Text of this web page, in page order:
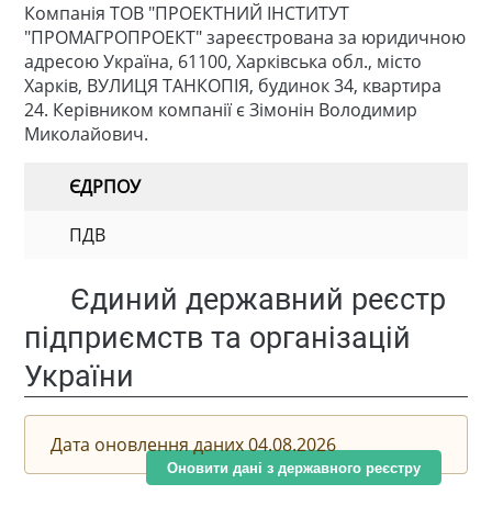
Компанія ТОВ "ПРОЕКТНИЙ ІНСТИТУТ
"ПРОМАГРОПРОЕКТ" зареєстрована за юридичною
адресою Україна, 61100, Харківська обл., місто
Харків, ВУЛИЦЯ ТАНКОПІЯ, будинок 34, квартира
24. Керівником компанії є Зімонін Володимир
Миколайович.
ЄДРПОУ
ПДВ
Єдиний державний реєстр
підприємств та організацій
України
Дата оновлення даних 04.08.2026
Оновити дані з державного реєстру